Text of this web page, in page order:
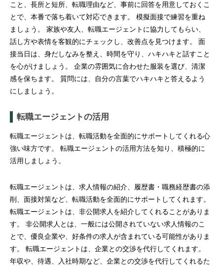
こと、長所と短所、転職理由など、事前に回答を用意しておくこ
とで、本番で落ち着いて対応できます。 模擬面接で練習を重ね
ましょう。 家族や友人、転職エージェントに協力してもらい、
話し方や表情を客観的にチェックし、改善点を見つけます。 面
接当日は、身だしなみを整え、時間を守り、ハキハキと話すこと
を心がけましょう。 企業の雰囲気に合わせた服装を選び、清潔
感を保ちます。 質問には、自分の言葉でハキハキと答えるよう
にしましょう。
転職エージェントの活用
転職エージェントは、転職活動を全面的にサポートしてくれる心
強い味方です。 転職エージェントの活用方法を知り、積極的に
活用しましょう。
転職エージェントは、求人情報の紹介、履歴書・職務経歴書の添
削、面接対策など、転職活動を全面的にサポートしてくれます。
転職エージェントは、非公開求人を紹介してくれることがありま
す。 非公開求人とは、一般には公開されていない求人情報のこ
とで、優良企業や、好条件の求人が含まれている可能性がありま
す。 転職エージェントは、企業との交渉を代行してくれます。
年収や、待遇、入社時期など、企業との交渉を代行してくれるた